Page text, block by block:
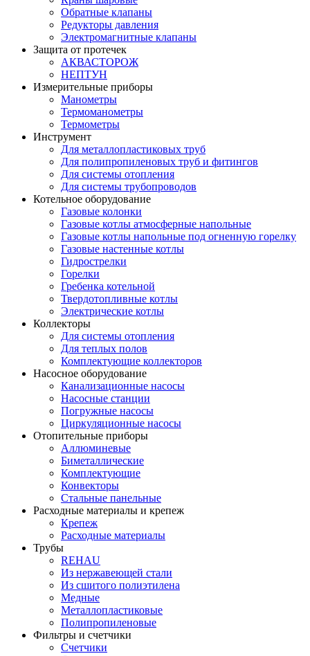
Обратные клапаны
Редукторы давления
Электромагнитные клапаны
Защита от протечек
АКВАСТОРОЖ
НЕПТУН
Измерительные приборы
Манометры
Термоманометры
Термометры
Инструмент
Для металлопластиковых труб
Для полипропиленовых труб и фитингов
Для системы отопления
Для системы трубопроводов
Котельное оборудование
Газовые колонки
Газовые котлы атмосферные напольные
Газовые котлы напольные под огненную горелку
Газовые настенные котлы
Гидрострелки
Горелки
Гребенка котельной
Твердотопливные котлы
Электрические котлы
Коллекторы
Для системы отопления
Для теплых полов
Комплектующие коллекторов
Насосное оборудование
Канализационные насосы
Насосные станции
Погружные насосы
Циркуляционные насосы
Отопительные приборы
Аллюминевые
Биметаллические
Комплектующие
Конвекторы
Стальные панельные
Расходные материалы и крепеж
Крепеж
Расходные материалы
Трубы
REHAU
Из нержавеющей стали
Из сшитого полиэтилена
Медные
Металлопластиковые
Полипропиленовые
Фильтры и счетчики
Счетчики